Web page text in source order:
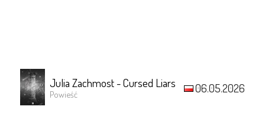
Julia Zachmost - Cursed Liars
Powieść 06.05.2026